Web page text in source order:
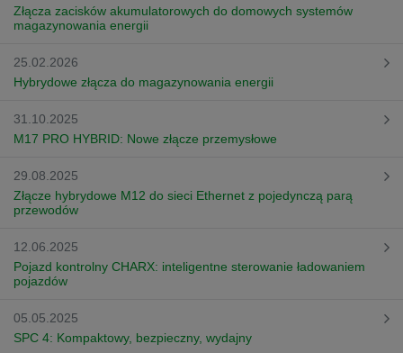
Złącza zacisków akumulatorowych do domowych systemów
magazynowania energii
25.02.2026
Hybrydowe złącza do magazynowania energii
31.10.2025
M17 PRO HYBRID: Nowe złącze przemysłowe
29.08.2025
Złącze hybrydowe M12 do sieci Ethernet z pojedynczą parą
przewodów
12.06.2025
Pojazd kontrolny CHARX: inteligentne sterowanie ładowaniem
pojazdów
05.05.2025
SPC 4: Kompaktowy, bezpieczny, wydajny